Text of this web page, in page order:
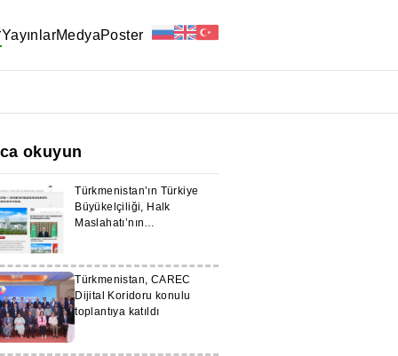
YayınlarMedyaPoster
okuyun
Türkmenistan’ın Türkiye
Büyükelçiliği, Halk
Maslahatı’nın
Türkmenistan, CAREC
Dijital Koridoru konulu
toplantıya katıldı